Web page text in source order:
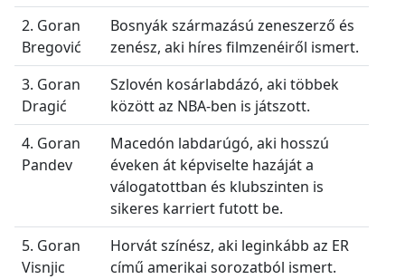
2. Goran
Bregović
Bosnyák származású zeneszerző és
zenész, aki híres filmzenéiről ismert.
3. Goran
Dragić
Szlovén kosárlabdázó, aki többek
között az NBA-ben is játszott.
4. Goran
Pandev
Macedón labdarúgó, aki hosszú
éveken át képviselte hazáját a
válogatottban és klubszinten is
sikeres karriert futott be.
5. Goran
Visnjic
Horvát színész, aki leginkább az ER
című amerikai sorozatból ismert.